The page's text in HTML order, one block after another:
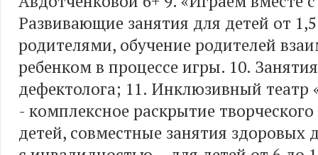
Развивающие занятия для детей от
родителями, обучение родителей
ребенком в процессе игры. 10.
дефектолога; 11. Инклюзивный театр
- комплексное раскрытие
детей, совместные занятия здоровых